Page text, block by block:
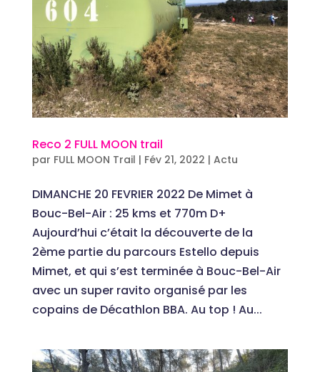
Reco 2 FULL MOON trail
par FULL MOON Trail | Fév 21, 2022 | Actu
DIMANCHE 20 FEVRIER 2022 De Mimet à
Bouc-Bel-Air : 25 kms et 770m D+
Aujourd’hui c’était la découverte de la
2ème partie du parcours Estello depuis
Mimet, et qui s’est terminée à Bouc-Bel-Air
avec un super ravito organisé par les
copains de Décathlon BBA. Au top ! Au...